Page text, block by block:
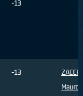
-13
-13
Mauro